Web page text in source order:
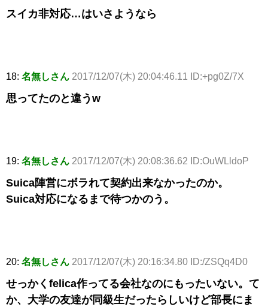
スイカ非対応…はいさようなら
18: 名無しさん 2017/12/07(木) 20:04:46.11 ID:+pg0Z/7X
思ってたのと違うw
19: 名無しさん 2017/12/07(木) 20:08:36.62 ID:OuWLldoP
Suica陣営にボラれて契約出来なかったのか。
Suica対応になるまで待つかのう。
20: 名無しさん 2017/12/07(木) 20:16:34.80 ID:/ZSQq4D0
せっかくfelica作ってる会社なのにもったいない。て
か、大学の友達が同級生だったらしいけど部長にま